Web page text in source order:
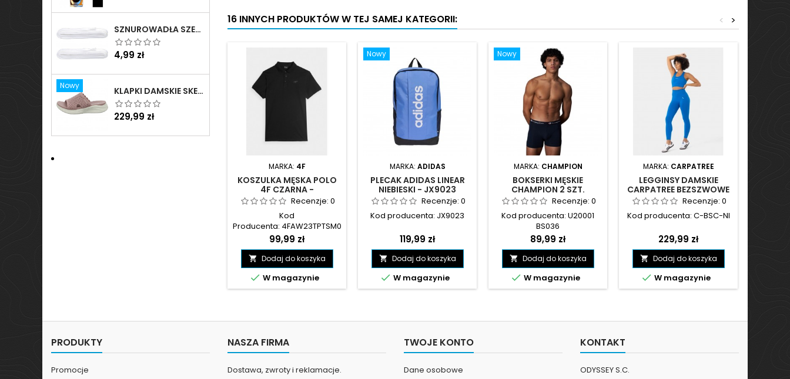
SZNUROWADŁA SZEROKIE DO BUTÓW BIAŁE - BIS
Cena
4,99 zł
Nowy KLAPKI DAMSKIE SKECHERS ULTRA FLEX 3.0 SANDAL - BRING IT MALINOWE - 164055 MVE
Cena
229,99 zł
16 INNYCH PRODUKTÓW W TEJ SAMEJ KATEGORII: >
<
MARKA: 4F
KOSZULKA MĘSKA POLO
4F CZARNA -
4FAW23TPTSM086 20S
Recenzje: 0
Kod
Producenta: 4FAW23TPTSM086
20S
Cena
99,99 zł
 Dodaj do koszyka
 W magazynie
Nowy
MARKA: ADIDAS
PLECAK ADIDAS LINEAR
NIEBIESKI - JX9023
Recenzje: 0
Kod producenta: JX9023
Cena
119,99 zł
 Dodaj do koszyka
 W magazynie
Nowy
MARKA: CHAMPION
BOKSERKI MĘSKIE
CHAMPION 2 SZT.
CZARNE, NIEBIESKIE -
U20001 BS036
Recenzje: 0
Kod producenta: U20001
BS036
Cena
89,99 zł
 Dodaj do koszyka
 W magazynie
MARKA: CARPATREE
LEGGINSY DAMSKIE
CARPATREE BEZSZWOWE
BLAZE NIEBIESKIE - C-
BSC-NI
Recenzje: 0
Kod producenta: C-BSC-NI
Cena
229,99 zł
 Dodaj do koszyka
 W magazynie
PRODUKTY
Promocje
NASZA FIRMA
Dostawa, zwroty i reklamacje.
TWOJE KONTO
Dane osobowe
KONTAKT
ODYSSEY S.C.